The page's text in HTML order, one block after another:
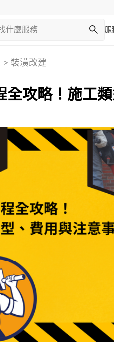
服
> 裝潢改建
全攻略！施工